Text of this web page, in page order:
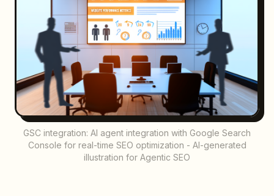
GSC integration: AI agent integration with Google Search
Console for real-time SEO optimization - AI-generated
illustration for Agentic SEO